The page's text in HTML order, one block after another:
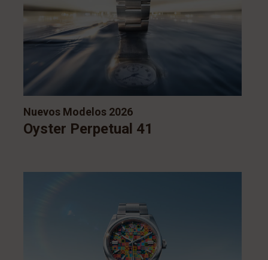
Nuevos Modelos 2026
Oyster Perpetual 41